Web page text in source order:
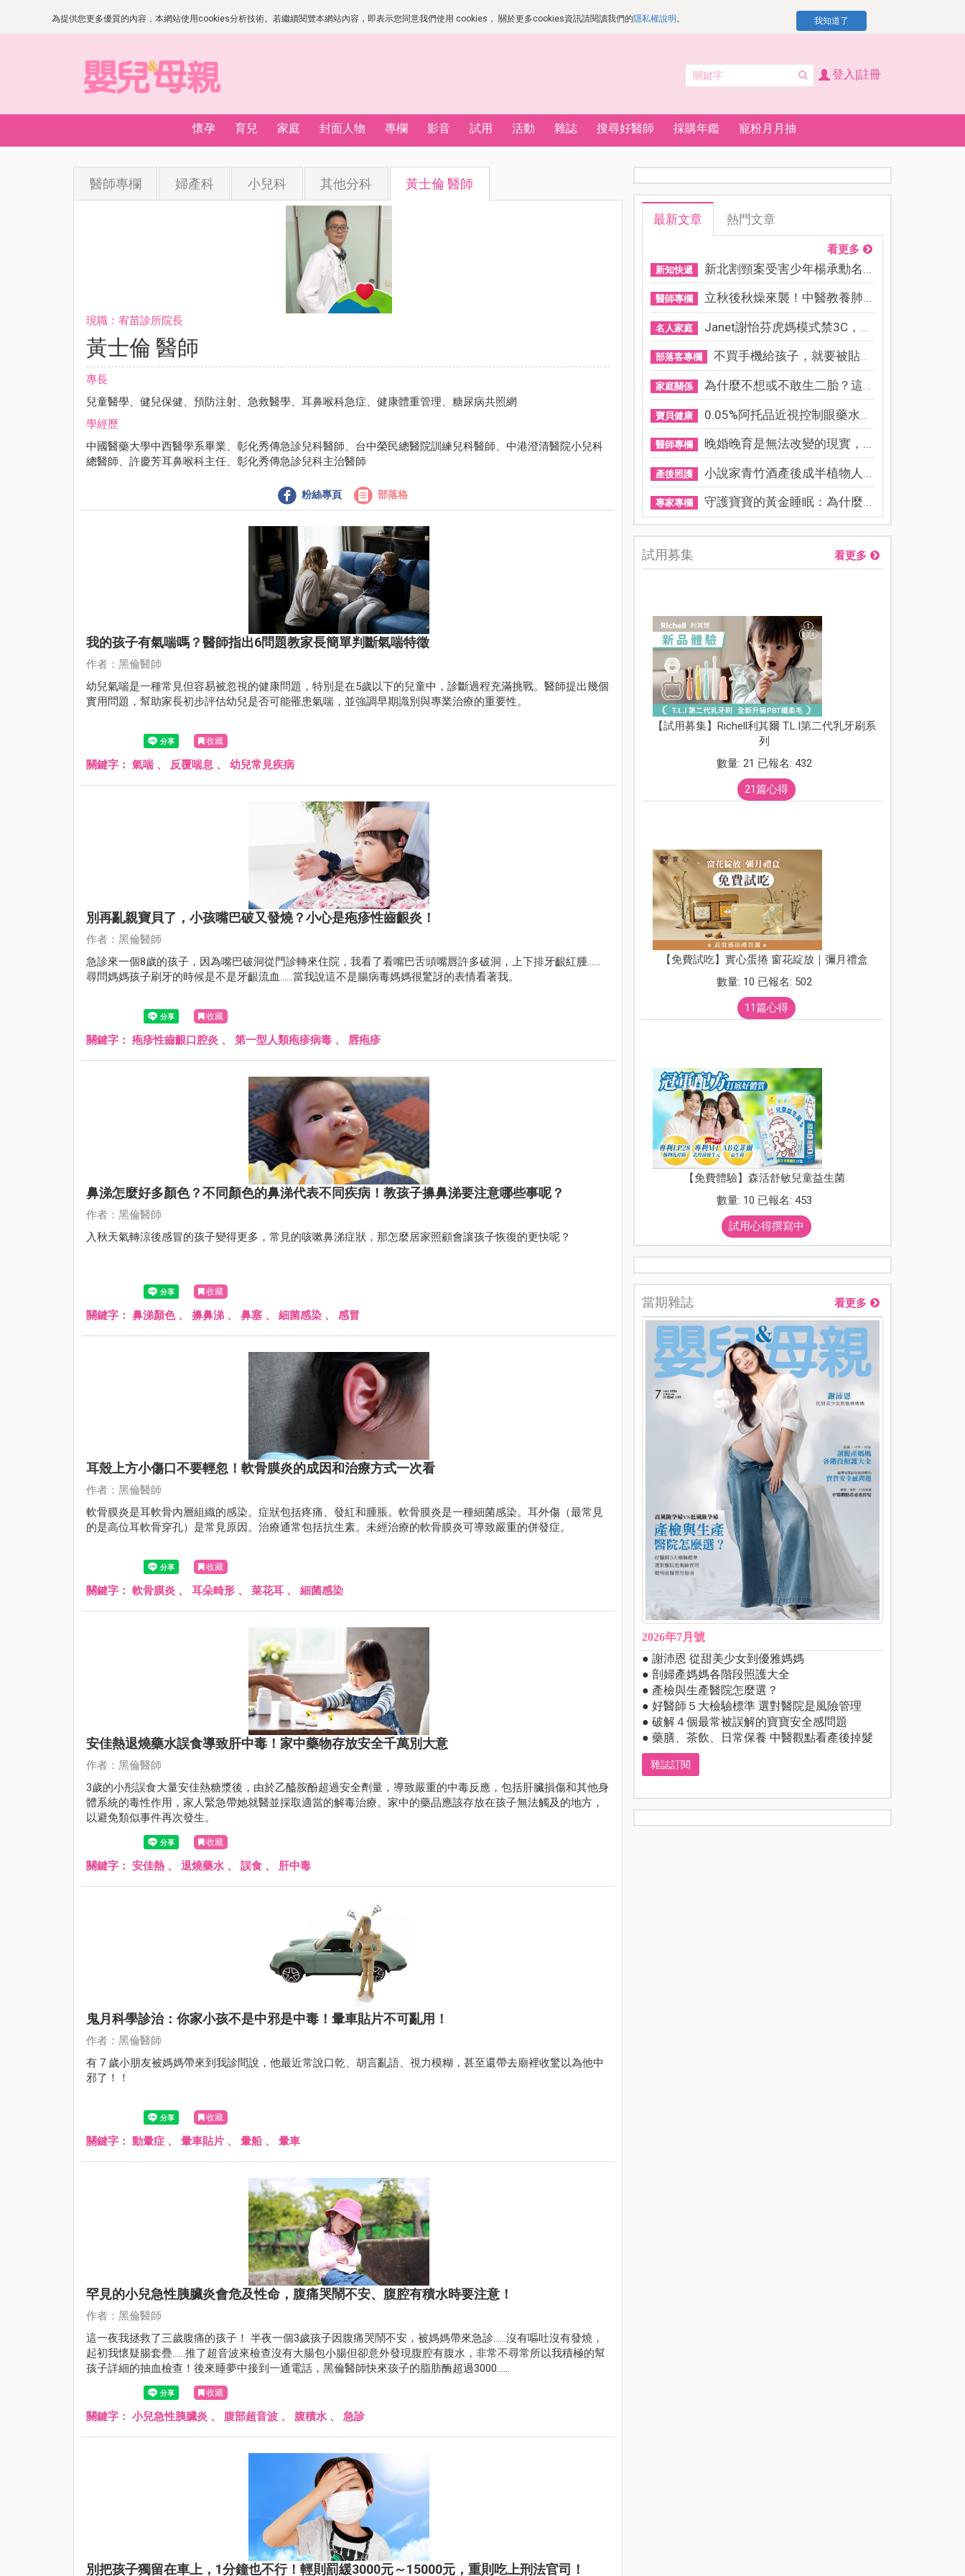
為提供您更多優質的內容，本網站使用cookies分析技術。若繼續閱覽本網站內容，即表示您同意我們使用 cookies， 關於更多cookies資訊請閱讀我們的隱私權說明 。 我知道了
登入|註冊
懷孕 育兒 家庭 封面人物 專欄 影音 試用 活動 雜誌 搜尋好醫師 採購年鑑 寵粉月月抽
醫師專欄 婦產科 小兒科 其他分科 黃士倫 醫師
現職：宥苗診所院長
黃士倫 醫師
專長
兒童醫學、健兒保健、預防注射、急救醫學、耳鼻喉科急症、健康體重管理、糖尿病共照網
學經歷
中國醫藥大學中西醫學系畢業、彰化秀傳急診兒科醫師、台中榮民總醫院訓練兒科醫師、中港澄清醫院小兒科
總醫師、許慶芳耳鼻喉科主任、彰化秀傳急診兒科主治醫師
粉絲專頁 部落格
我的孩子有氣喘嗎？醫師指出6問題教家長簡單判斷氣喘特徵
作者：黑倫醫師
幼兒氣喘是一種常見但容易被忽視的健康問題，特別是在5歲以下的兒童中，診斷過程充滿挑戰。醫師提出幾個
實用問題，幫助家長初步評估幼兒是否可能罹患氣喘，並強調早期識別與專業治療的重要性。
收藏
關鍵字： 氣喘、 反覆喘息 、 幼兒常見疾病
別再亂親寶貝了，小孩嘴巴破又發燒？小心是疱疹性齒齦炎！
作者：黑倫醫師
急診來一個8歲的孩子，因為嘴巴破洞從門診轉來住院，我看了看嘴巴舌頭嘴唇許多破洞，上下排牙齦紅腫……
尋問媽媽孩子刷牙的時候是不是牙齦流血……當我說這不是腸病毒媽媽很驚訝的表情看著我。
收藏
關鍵字： 疱疹性齒齦口腔炎 、 第一型人類疱疹病毒 、 唇疱疹
鼻涕怎麼好多顏色？不同顏色的鼻涕代表不同疾病！教孩子擤鼻涕要注意哪些事呢？
作者：黑倫醫師
入秋天氣轉涼後感冒的孩子變得更多，常見的咳嗽鼻涕症狀，那怎麼居家照顧會讓孩子恢復的更快呢？
收藏
關鍵字： 鼻涕顏色、 擤鼻涕 、 鼻塞 、 細菌感染 、 感冒
耳殼上方小傷口不要輕忽！軟骨膜炎的成因和治療方式一次看
作者：黑倫醫師
軟骨膜炎是耳軟骨內層組織的感染。症狀包括疼痛、發紅和腫脹。軟骨膜炎是一種細菌感染。耳外傷（最常見
的是高位耳軟骨穿孔）是常見原因。治療通常包括抗生素。未經治療的軟骨膜炎可導致嚴重的併發症。
收藏
關鍵字： 軟骨膜炎 、 耳朵畸形 、 菜花耳 、 細菌感染
安佳熱退燒藥水誤食導致肝中毒！家中藥物存放安全千萬別大意
作者：黑倫醫師
3歲的小彤誤食大量安佳熱糖漿後，由於乙醯胺酚超過安全劑量，導致嚴重的中毒反應，包括肝臟損傷和其他身
體系統的毒性作用，家人緊急帶她就醫並採取適當的解毒治療。家中的藥品應該存放在孩子無法觸及的地方，
以避免類似事件再次發生。
收藏
關鍵字： 安佳熱 、 退燒藥水 、 誤食 、 肝中毒
鬼月科學診治：你家小孩不是中邪是中毒！暈車貼片不可亂用！
作者：黑倫醫師
有 7 歲小朋友被媽媽帶來到我診間說，他最近常說口乾、胡言亂語、視力模糊，甚至還帶去廟裡收驚以為他中
邪了！！
收藏
關鍵字： 動暈症 、 暈車貼片 、 暈船、 暈車
罕見的小兒急性胰臟炎會危及性命，腹痛哭鬧不安、腹腔有積水時要注意！
作者：黑倫醫師
這一夜我拯救了三歲腹痛的孩子！ 半夜一個3歲孩子因腹痛哭鬧不安，被媽媽帶來急診……沒有嘔吐沒有發燒，
起初我懷疑腸套疊……推了超音波來檢查沒有大腸包小腸但卻意外發現腹腔有腹水，非常不尋常所以我積極的幫
孩子詳細的抽血檢查！後來睡夢中接到一通電話，黑倫醫師快來孩子的脂肪酶超過3000……
收藏
關鍵字： 小兒急性胰臟炎 、 腹部超音波 、 腹積水 、 急診
別把孩子獨留在車上，1分鐘也不行！輕則罰緩3000元～15000元，重則吃上刑法官司！
最新文章 熱門文章
看更多
新知快遞 新北割頸案受害少年楊承勳名...
醫師專欄 立秋後秋燥來襲！中醫教養肺...
名人家庭 Janet謝怡芬虎媽模式禁3C，看...
部落客專欄 不買手機給孩子，就要被貼「...
家庭關係 為什麼不想或不敢生二胎？這8...
寶貝健康 0.05%阿托品近視控制眼藥水納...
醫師專欄 晚婚晚育是無法改變的現實，...
產後照護 小說家青竹酒產後成半植物人...
專家專欄 守護寶寶的黃金睡眠：為什麼...
試用募集 看更多
【試用募集】Richell利其爾 T.L.I第二代乳牙刷系
列
數量: 21 已報名: 432
21篇心得
【免費試吃】實心蛋捲 窗花綻放｜彌月禮盒
數量: 10 已報名: 502
11篇心得
【免費體驗】森活舒敏兒童益生菌
數量: 10 已報名: 453
試用心得撰寫中
當期雜誌 看更多
2026年7月號
● 謝沛恩 從甜美少女到優雅媽媽
● 剖婦產媽媽各階段照護大全
● 產檢與生產醫院怎麼選？
● 好醫師５大檢驗標準 選對醫院是風險管理
● 破解４個最常被誤解的寶寶安全感問題
● 藥膳、茶飲、日常保養 中醫觀點看產後掉髮
雜誌訂閱